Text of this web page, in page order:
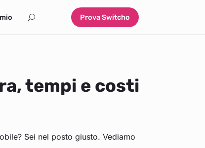
Prova Switcho
tempi e costi
Sei nel posto giusto. Vediamo